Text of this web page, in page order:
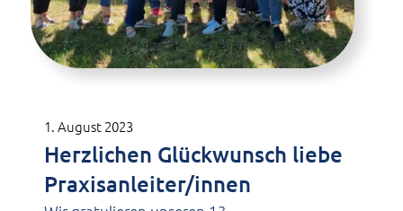
1. August 2023
Herzlichen Glückwunsch liebe
Praxisanleiter/innen